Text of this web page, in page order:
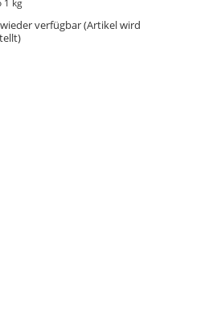
1 kg
verfügbar (Artikel wird